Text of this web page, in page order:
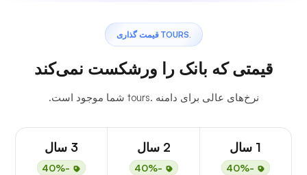
.TOURS قیمت گذاری
قیمتی که بانک را ورشکست نمی‌کند
نرخ‌های عالی برای دامنه .tours شما موجود است.
1 سال
-40%
2 سال
-40%
3 سال
-40%